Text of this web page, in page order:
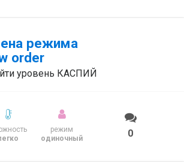
режима
order
уровень КАСПИЙ
режим
одиночный
0